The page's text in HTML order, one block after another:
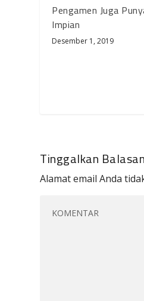
Pengamen Juga
Impian
Desember 1, 2019
Tinggalkan Balasan
Alamat email Anda